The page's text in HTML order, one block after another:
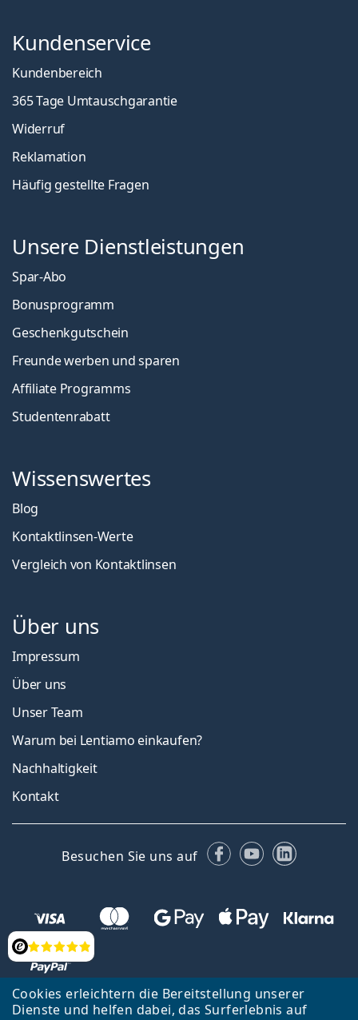
Cookies erleichtern die Bereitstellung unserer
Dienste und helfen dabei, das Surferlebnis auf
Bewertung
Kundenservice
Kundenbereich
365 Tage Umtauschgarantie
Widerruf
Reklamation
Häufig gestellte Fragen
Unsere Dienstleistungen
Spar-Abo
Bonusprogramm
Geschenkgutschein
Freunde werben und sparen
Affiliate Programms
Studentenrabatt
Wissenswertes
Blog
Kontaktlinsen-Werte
Vergleich von Kontaktlinsen
Über uns
Impressum
Über uns
Unser Team
Warum bei Lentiamo einkaufen?
Nachhaltigkeit
Kontakt
Besuchen Sie uns auf Facebook
YouTubeLinkedIn